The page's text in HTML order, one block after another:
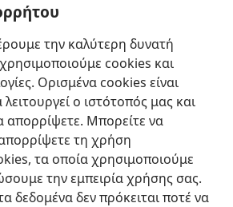
την καλύτερη δυνατή
cookies και
Ορισμένα cookies είναι
ο ιστότοπός μας και
απορρίψετε. Μπορείτε να
τη χρήση
τα οποία χρησιμοποιούμε
την εμπειρία χρήσης σας.
δεδομένα δεν πρόκειται ποτέ να
Προτιμήσεις
Tower Bible and Tract Society of Pennsylvania
Πολιτική Απορρήτου
Ρυθμίσεις Απορρήτου
JW.ORG
Σύνδεση